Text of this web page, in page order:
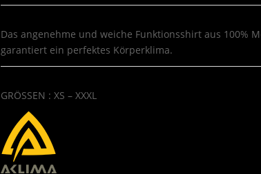
Das angenehme und weiche Funktionsshirt aus 100%
garantiert ein perfektes Körperklima.
GRÖSSEN : XS – XXXL